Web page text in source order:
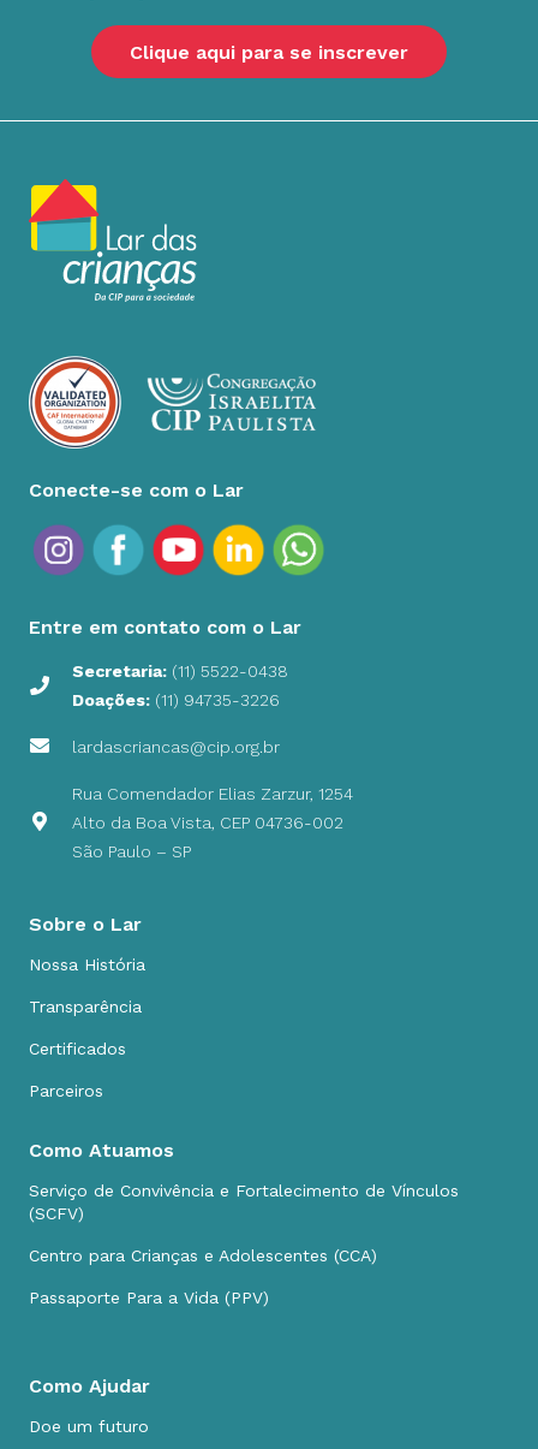
Clique aqui para se inscrever
Conecte-se com o Lar
Entre em contato com o Lar
Secretaria: (11) 5522-0438
Doações: (11) 94735-3226
lardascriancas@cip.org.br
Rua Comendador Elias Zarzur, 1254
Alto da Boa Vista, CEP 04736-002
São Paulo – SP
Sobre o Lar
Nossa História
Transparência
Certificados
Parceiros
Como Atuamos
Serviço de Convivência e Fortalecimento de Vínculos
(SCFV)
Centro para Crianças e Adolescentes (CCA)
Passaporte Para a Vida (PPV)
Como Ajudar
Doe um futuro